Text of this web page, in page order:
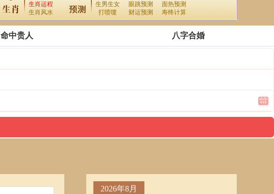
生肖运程
生肖风水
生男生女
眼跳预测
面热预测
打喷嚏
财运预测 寿终计算
命中贵人 八字合婚
2026年8月